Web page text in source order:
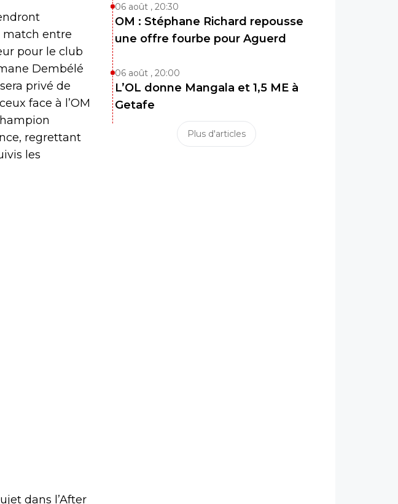
match entre
pour le club
Dembélé
privé de
face à l’OM
regrettant
les
dans l’After
06 août , 20:30
OM : Stéphane Richard repousse
une offre fourbe pour Aguerd
06 août , 20:00
L’OL donne Mangala et 1,5 ME à
Getafe
Plus d'articles